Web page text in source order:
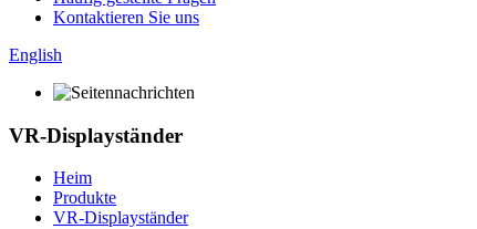
Kontaktieren Sie uns
English
VR-Displayständer
Heim
Produkte
VR-Displayständer